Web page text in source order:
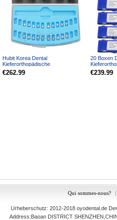
Hubit Korea Dental
Kieferorthopädische
Selbstligierende Keramik Brackets
Roth 02...
€262.99
20 Boxen
Brackets
022 34...
€239.99
Qui sommes-nous? |
Urheberschutz: 2012-2018 oyodental.de
Address:Baoan DISTRICT